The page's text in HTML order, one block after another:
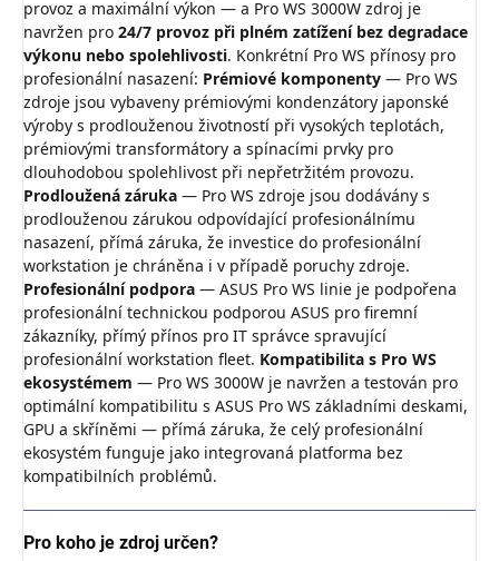
provoz a maximální výkon — a Pro WS 3000W zdroj je
navržen pro 24/7 provoz při plném zatížení bez degradace
výkonu nebo spolehlivosti. Konkrétní Pro WS přínosy pro
profesionální nasazení: Prémiové komponenty — Pro WS
zdroje jsou vybaveny prémiovými kondenzátory japonské
výroby s prodlouženou životností při vysokých teplotách,
prémiovými transformátory a spínacími prvky pro
dlouhodobou spolehlivost při nepřetržitém provozu.
Prodloužená záruka — Pro WS zdroje jsou dodávány s
prodlouženou zárukou odpovídající profesionálnímu
nasazení, přímá záruka, že investice do profesionální
workstation je chráněna i v případě poruchy zdroje.
Profesionální podpora — ASUS Pro WS linie je podpořena
profesionální technickou podporou ASUS pro firemní
zákazníky, přímý přínos pro IT správce spravující
profesionální workstation fleet. Kompatibilita s Pro WS
ekosystémem — Pro WS 3000W je navržen a testován pro
optimální kompatibilitu s ASUS Pro WS základními deskami,
GPU a skříněmi — přímá záruka, že celý profesionální
ekosystém funguje jako integrovaná platforma bez
kompatibilních problémů.
Pro koho je zdroj určen?